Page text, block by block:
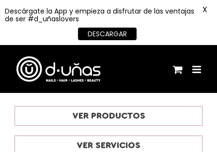
contenido
VER PRODUCTOS
VER SERVICIOS
Descárgate la App y empieza a disfrutar de las ventajas
de ser #d_uñaslovers
DESCARGAR
X